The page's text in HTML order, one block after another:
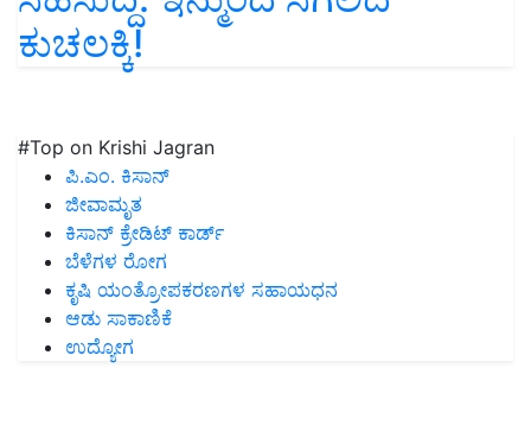
ಕುಚಲಕ್ಕಿ!
#Top on Krishi Jagran
ಪಿ.ಎಂ. ಕಿಸಾನ್
ಜೀವಾಮೃತ
ಕಿಸಾನ್ ಕ್ರೇಡಿಟ್ ಕಾರ್ಡ್
ಬೆಳೆಗಳ ರೋಗ
ಕೃಷಿ ಯಂತ್ರೋಪಕರಣಗಳ ಸಹಾಯಧನ
ಆಡು ಸಾಕಾಣಿಕೆ
ಉದ್ಯೋಗ